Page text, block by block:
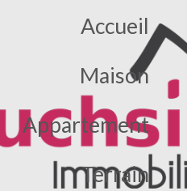
Accueil
Maison
Appartement
Terrain